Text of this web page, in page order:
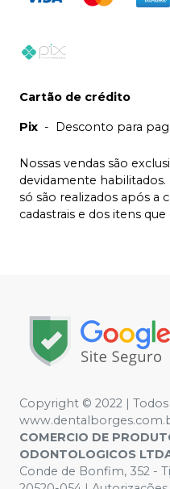
Cartão de crédito
Pix - Desconto para
Nossas vendas são
devidamente
só são realizados após a
cadastrais e dos itens
Copyright © 2022 |
COMERCIO DE
ODONTOLOGICOS
Conde de Bonfim, 352 -